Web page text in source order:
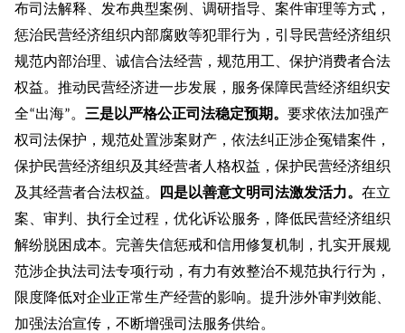
布司法解释、发布典型案例、调研指导、案件审理等方式，
惩治民营经济组织内部腐败等犯罪行为，引导民营经济组织
规范内部治理、诚信合法经营，规范用工、保护消费者合法
权益。推动民营经济进一步发展，服务保障民营经济组织安
全“出海”。 三是以严格公正司法稳定预期。 要求依法加强产
权司法保护，规范处置涉案财产，依法纠正涉企冤错案件，
保护民营经济组织及其经营者人格权益，保护民营经济组织
及其经营者合法权益。
四是以善意文明司法激发活力。 在立
案、审判、执行全过程，优化诉讼服务，降低民营经济组织
解纷脱困成本。完善失信惩戒和信用修复机制，扎实开展规
范涉企执法司法专项行动，有力有效整治不规范执行行为，
限度降低对企业正常生产经营的影响。提升涉外审判效能、
加强法治宣传，不断增强司法服务供给。